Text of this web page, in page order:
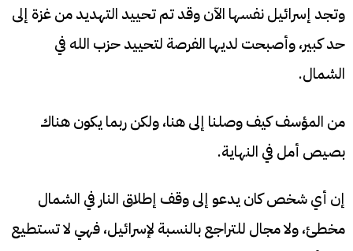
وتجد إسرائيل نفسها الآن وقد تم تحييد التهديد من غزة إلى
حد كبير، وأصبحت لديها الفرصة لتحييد حزب الله في
الشمال.
من المؤسف كيف وصلنا إلى هنا، ولكن ربما يكون هناك
بصيص أمل في النهاية.
إن أي شخص كان يدعو إلى وقف إطلاق النار في الشمال
مخطئ، ولا مجال للتراجع بالنسبة لإسرائيل، فهي لا تستطيع